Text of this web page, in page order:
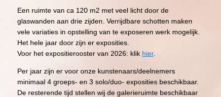
Een ruimte van ca 120 m2 met veel licht door de
glaswanden aan drie zijden. Verrijdbare schotten maken
vele variaties in opstelling van te exposeren werk mogelijk.
Het hele jaar door zijn er exposities.
Voor het expositierooster van 2026: klik hier.
Per jaar zijn er voor onze kunstenaars/deelnemers
minimaal 4 groeps- en 3 solo/duo- exposities beschikbaar.
De resterende tijd stellen wij de galerieruimte beschikbaar